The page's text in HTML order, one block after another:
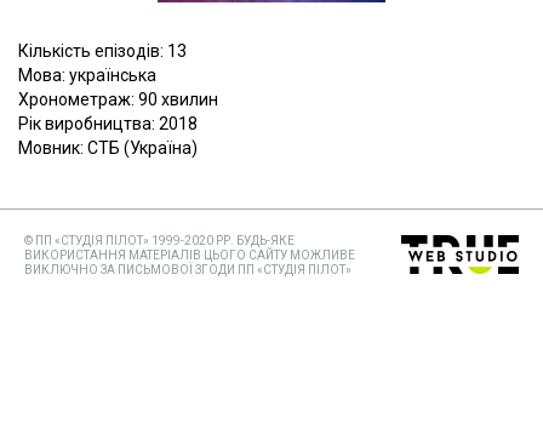
Кількість епізодів: 13
Мова: українська
Хронометраж: 90 хвилин
Рік виробництва: 2018
Мовник: СТБ (Україна)
© ПП «СТУДІЯ ПІЛОТ» 1999-2020 РР. БУДЬ-ЯКЕ
ВИКОРИСТАННЯ МАТЕРІАЛІВ ЦЬОГО САЙТУ МОЖЛИВЕ
ВИКЛЮЧНО ЗА ПИСЬМОВОЇ ЗГОДИ ПП «СТУДІЯ ПІЛОТ»